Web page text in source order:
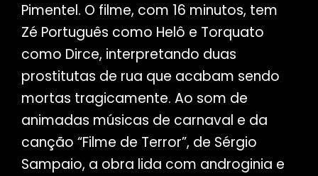
Pimentel. O filme, com 16 minutos, tem
Zé Português como Helô e Torquato
como Dirce, interpretando duas
prostitutas de rua que acabam sendo
mortas tragicamente. Ao som de
animadas músicas de carnaval e da
canção “Filme de Terror”, de Sérgio
Sampaio, a obra lida com androginia e